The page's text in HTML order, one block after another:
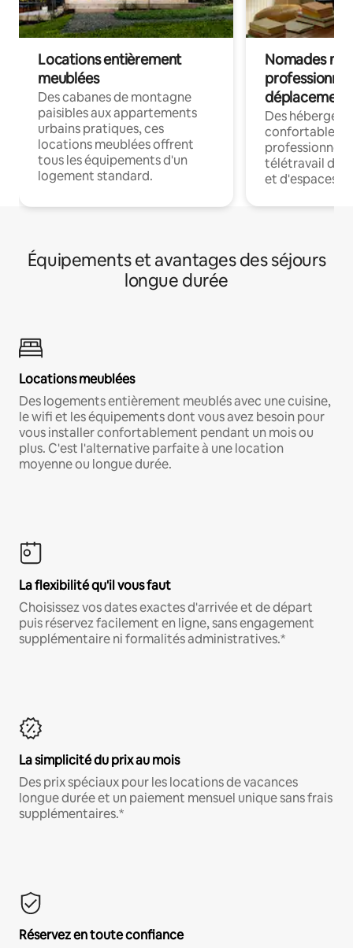
Locations entièrement
meublées
Des cabanes de montagne
paisibles aux appartements
urbains pratiques, ces
locations meublées offrent
tous les équipements d'un
logement standard.
Nomades
déplacement
Des
confortables
professionnels
télétravail
et d'espaces
Équipements et avantages des séjours
longue durée
Locations meublées
Des logements entièrement meublés avec une cuisine,
le wifi et les équipements dont vous avez besoin pour
vous installer confortablement pendant un mois ou
plus. C'est l'alternative parfaite à une location
moyenne ou longue durée.
La flexibilité qu'il vous faut
Choisissez vos dates exactes d'arrivée et de départ
puis réservez facilement en ligne, sans engagement
supplémentaire ni formalités administratives.*
La simplicité du prix au mois
Des prix spéciaux pour les locations de vacances
longue durée et un paiement mensuel unique sans frais
supplémentaires.*
Réservez en toute confiance